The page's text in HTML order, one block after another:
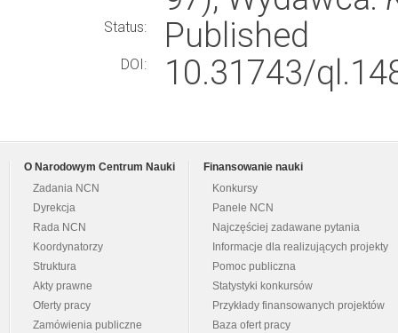
Status: Published
DOI: 10.31743/
O Narodowym Centrum Nauki
Zadania NCN
Dyrekcja
Rada NCN
Koordynatorzy
Struktura
Akty prawne
Oferty pracy
Zamówienia publiczne
Finansowanie nauki
Konkursy
Panele NCN
Najczęściej zadawane pytania
Informacje dla realizujących projekty
Pomoc publiczna
Statystyki konkursów
Przykłady finansowanych projektów
Baza ofert pracy